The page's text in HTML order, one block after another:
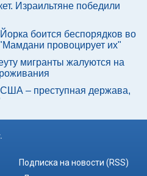
Израильтяне победили
боится беспорядков во
провоцирует их"
мигранты жалуются на
– преступная держава,
Подписка на новости (RSS)